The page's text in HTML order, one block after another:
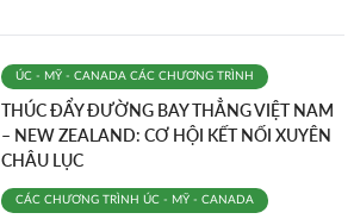
ÚC - MỸ - CANADA CÁC CHƯƠNG TRÌNH
THÚC ĐẨY ĐƯỜNG BAY THẲNG VIỆT NAM
– NEW ZEALAND: CƠ HỘI KẾT NỐI XUYÊN
CHÂU LỤC
CÁC CHƯƠNG TRÌNH ÚC - MỸ - CANADA